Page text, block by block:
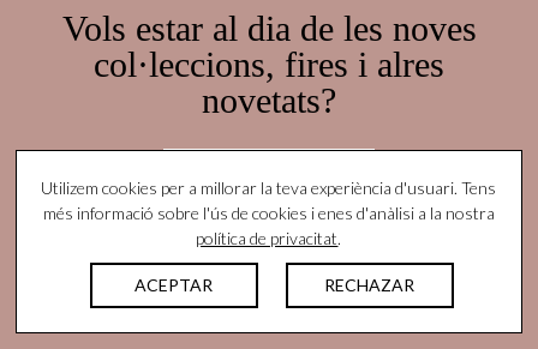
Vols estar al dia de les noves
col·leccions, fires i alres
novetats?
Subscriu-te aquí!
© Yutes Natural Fabrics. Tots els drets reservats |
Nota legal|Política de privacitat|Protocolo
Utilizem cookies per a millorar la teva experiència d'usuari. Tens
més informació sobre l'ús de cookies i enes d'anàlisi a la nostra
política de privacitat.
ACEPTAR RECHAZAR